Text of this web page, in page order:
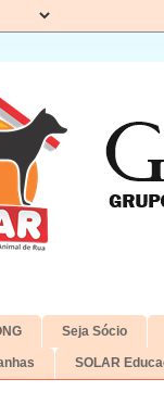
Seja Sócio
SOLAR